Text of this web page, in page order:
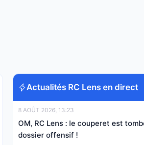
Actualités RC Lens en direct
8 AOÛT 2026, 13:23
OM, RC Lens : le couperet est
dossier offensif !